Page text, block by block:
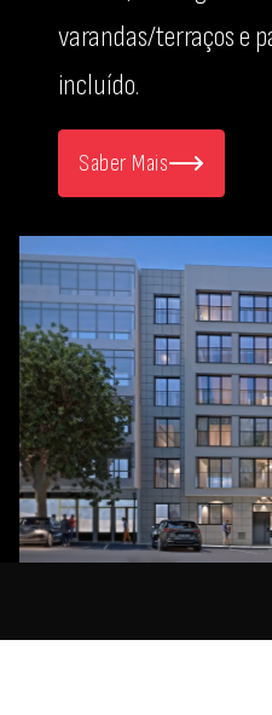
varandas/terraços e
incluído.
Saber Mais